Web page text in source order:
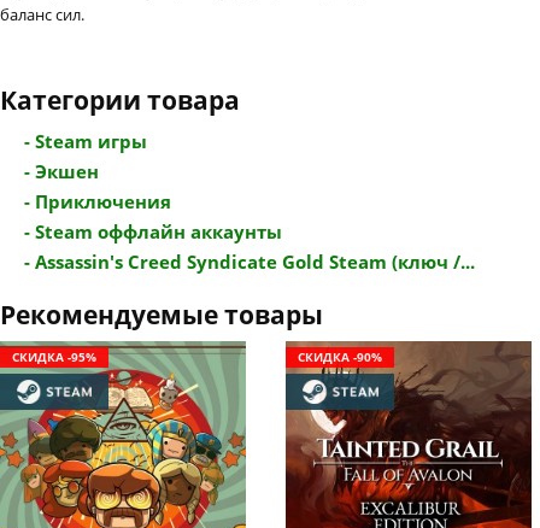
баланс сил.
Категории товара
- Steam игры
- Экшен
- Приключения
- Steam оффлайн аккаунты
- Assassin's Creed Syndicate Gold Steam (ключ /...
Рекомендуемые товары
СКИДКА -95% СКИДКА -90%